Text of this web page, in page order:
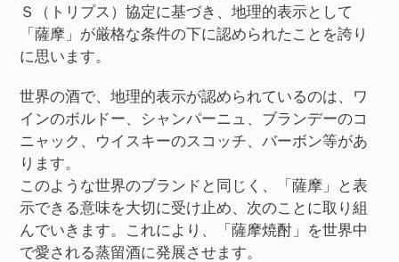
Ｓ（トリプス）協定に基づき、地理的表示として
「薩摩」が厳格な条件の下に認められたことを誇り
に思います。
世界の酒で、地理的表示が認められているのは、ワ
インのボルドー、シャンパーニュ、ブランデーのコ
ニャック、ウイスキーのスコッチ、バーボン等があ
ります。
このような世界のブランドと同じく、「薩摩」と表
示できる意味を大切に受け止め、次のことに取り組
んでいきます。 これにより、「薩摩焼酎」を世界中
で愛される蒸留酒に発展させます。